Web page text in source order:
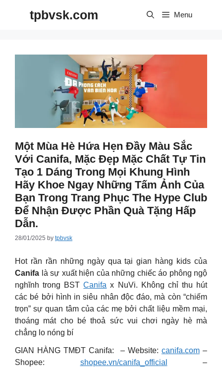
tpbvsk.com Menu
Một Mùa Hè Hứa Hẹn Đầy Màu Sắc
Với Canifa, Mặc Đẹp Mặc Chất Tự Tin
Tạo 1 Dáng Trong Mọi Khung Hình
Hãy Khoe Ngay Những Tấm Ảnh Của
Bạn Trong Trang Phục The Hype Club
Để Nhận Được Phần Quà Tặng Hấp
Dẫn.
28/01/2025 by tpbvsk
Hot rần rần những ngày qua tại gian hàng kids của
Canifa là sự xuất hiện của những chiếc áo phông ngộ
nghĩnh trong BSTCanifa x NuVi. Không chỉ thu hút
các bé bởi hình in siêu nhân độc đáo, mà còn “chiếm
trọn” sự quan tâm của các mẹ bởi chất liệu mềm mại,
thoáng mát cho bé thoả sức vui chơi ngày hè mà
chẳng lo nóng bí
GIAN HÀNG TMĐT Canifa: – Website: canifa.com–
Shopee: shopee.vn/canifa_official
–